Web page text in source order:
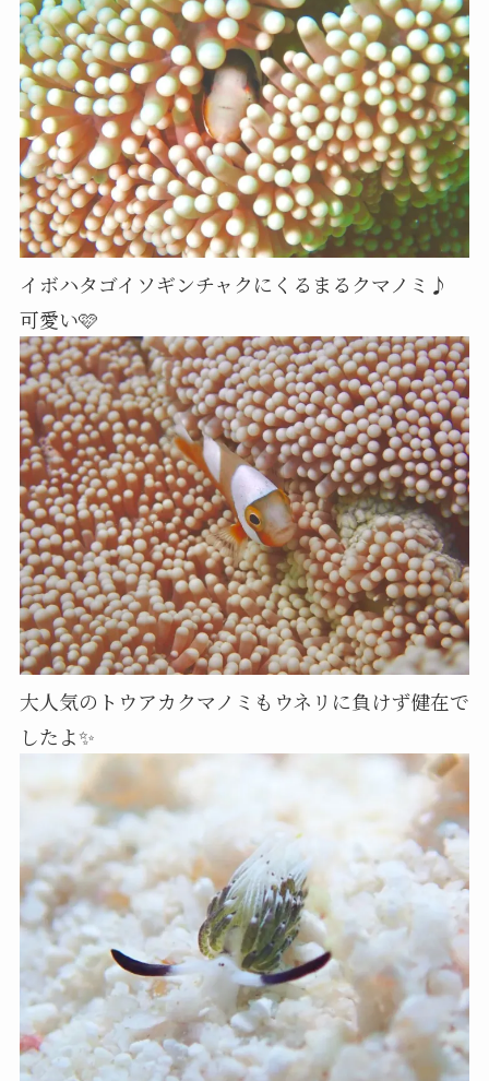
イボハタゴイソギンチャクにくるまるクマノミ♪
可愛い🩷
大人気のトウアカクマノミもウネリに負けず健在で
したよ✨